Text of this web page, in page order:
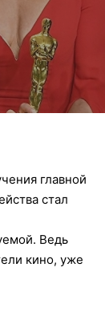
главной
стал
Ведь
кино, уже